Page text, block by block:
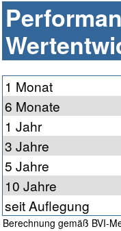
1 Monat
6 Monate
1 Jahr
3 Jahre
5 Jahre
10 Jahre
seit Auflegung
Berechnung gemäß BVI-